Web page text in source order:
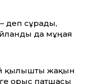
деп сұрады,
да мұңая
қы­лыш­ты жақын
орыс патшасы